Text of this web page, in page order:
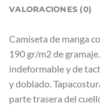
VALORACIONES (0)
Camiseta de manga
190 gr/m2 de
indeformable y de
y doblado.
parte trasera del